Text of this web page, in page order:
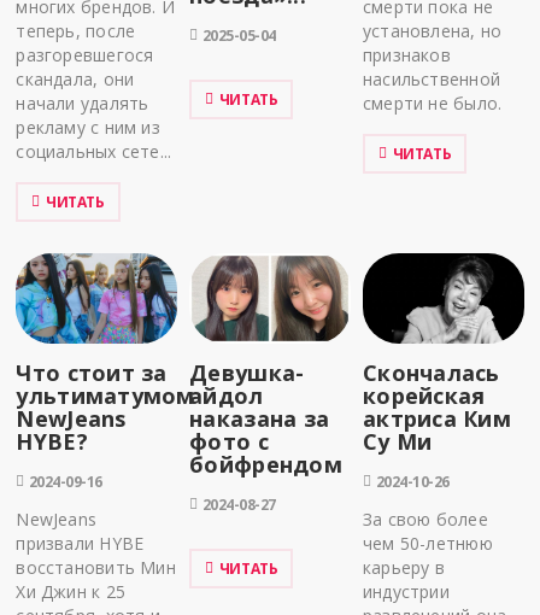
многих брендов. И
теперь, после
разгоревшегося
скандала, они
начали удалять
рекламу с ним из
социальных сете...
ЧИТАТЬ
2025-05-04
ЧИТАТЬ
смерти пока не
установлена, но
признаков
насильственной
смерти не было.
ЧИТАТЬ
Что стоит за
ультиматумом
NewJeans
HYBE?
2024-09-16
NewJeans
призвали HYBE
восстановить Мин
Хи Джин к 25
Девушка-
айдол
наказана за
фото с
бойфрендом
2024-08-27
ЧИТАТЬ
Скончалась
корейская
актриса Ким
Су Ми
2024-10-26
За свою более
чем 50-летнюю
карьеру в
индустрии